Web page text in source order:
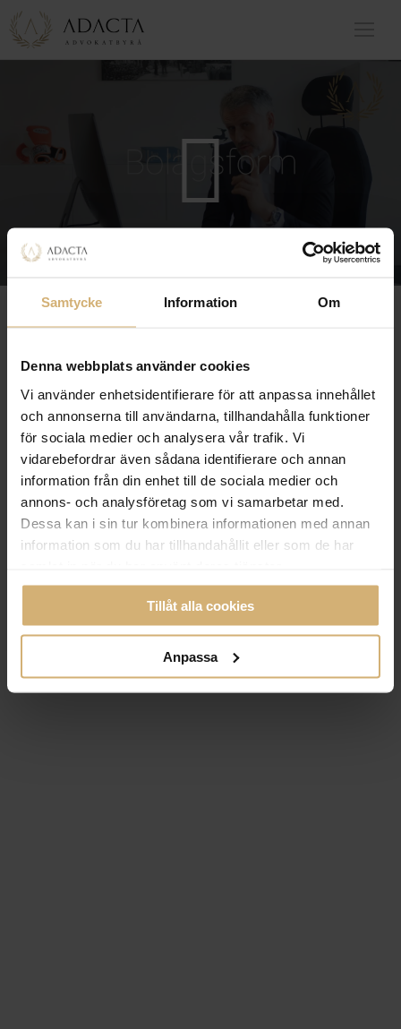
Samtycke Information Om
Denna webbplats använder cookies
Vi använder enhetsidentifierare för att anpassa innehållet
och annonserna till användarna, tillhandahålla funktioner
för sociala medier och analysera vår trafik. Vi
vidarebefordrar även sådana identifierare och annan
information från din enhet till de sociala medier och
annons- och analysföretag som vi samarbetar med.
Dessa kan i sin tur kombinera informationen med annan
information som du har tillhandahållit eller som de har
Tillåt alla cookies
Anpassa